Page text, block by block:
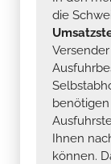
die
Ihnen
können.